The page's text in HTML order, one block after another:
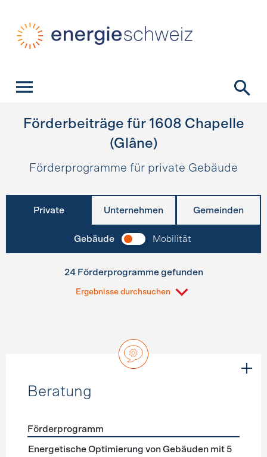
Förderbeiträge für 1608 Chapelle
(Glâne)
Förderprogramme für private Gebäude
Private Unternehmen Gemeinden
Gebäude Mobilität
24 Förderprogramme gefunden
Ergebnisse durchsuchen
Beratung
Förderprogramme Beratung
Förderprogramm
Energetische Optimierung von Gebäuden mit 5